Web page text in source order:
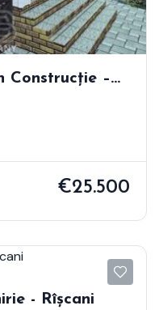
Construcție –
Criuleni
€25.500
- Rîșcani